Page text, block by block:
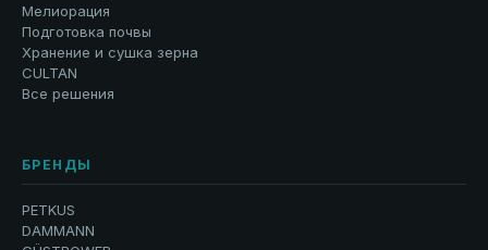
Мелиорация
Подготовка почвы
Хранение и сушка зерна
CULTAN
Все решения
БРЕНДЫ
PETKUS
DAMMANN